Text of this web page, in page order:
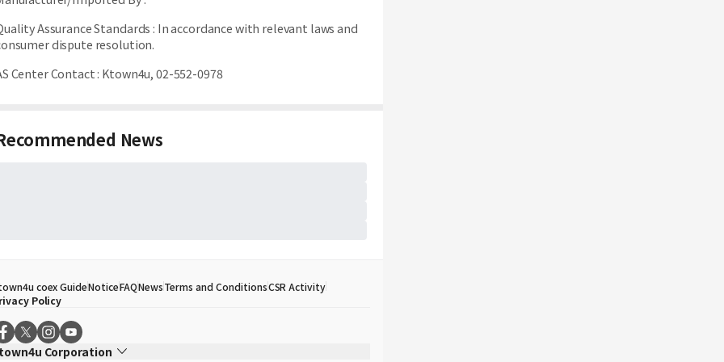
Assurance Standards : In accordance with relevant laws and
dispute resolution.
Center Contact: Ktown4u, 02-552-0978
News
coex GuideNoticeFAQNewsTerms and ConditionsCSR Activity
Policy
Corporation